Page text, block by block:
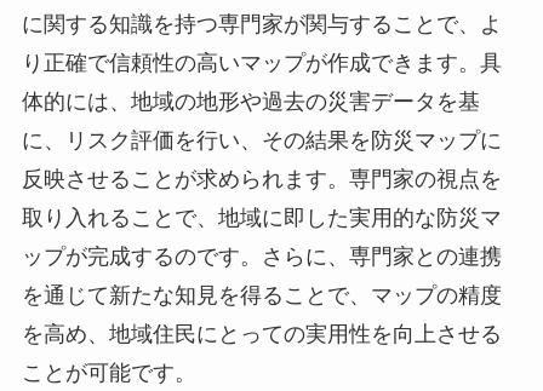
に関する知識を持つ専門家が関与することで、よ
り正確で信頼性の高いマップが作成できます。具
体的には、地域の地形や過去の災害データを基
に、リスク評価を行い、その結果を防災マップに
反映させることが求められます。専門家の視点を
取り入れることで、地域に即した実用的な防災マ
ップが完成するのです。さらに、専門家との連携
を通じて新たな知見を得ることで、マップの精度
を高め、地域住民にとっての実用性を向上させる
ことが可能です。